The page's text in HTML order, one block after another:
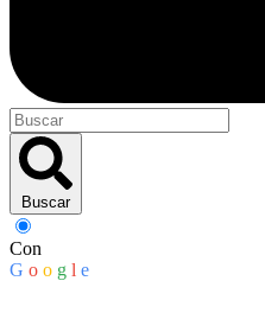
Buscar
Con
G o o g l e